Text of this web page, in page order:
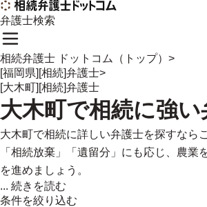
弁護士検索
相続弁護士 ドットコム（トップ） >
[福岡県][相続]弁護士>
[大木町][相続]弁護士
大木町で相続に強い
大木町で相続に詳しい弁護士を探すなら
「相続放棄」「遺留分」にも応じ、農
を進めましょう。
... 続きを読む
条件を絞り込む